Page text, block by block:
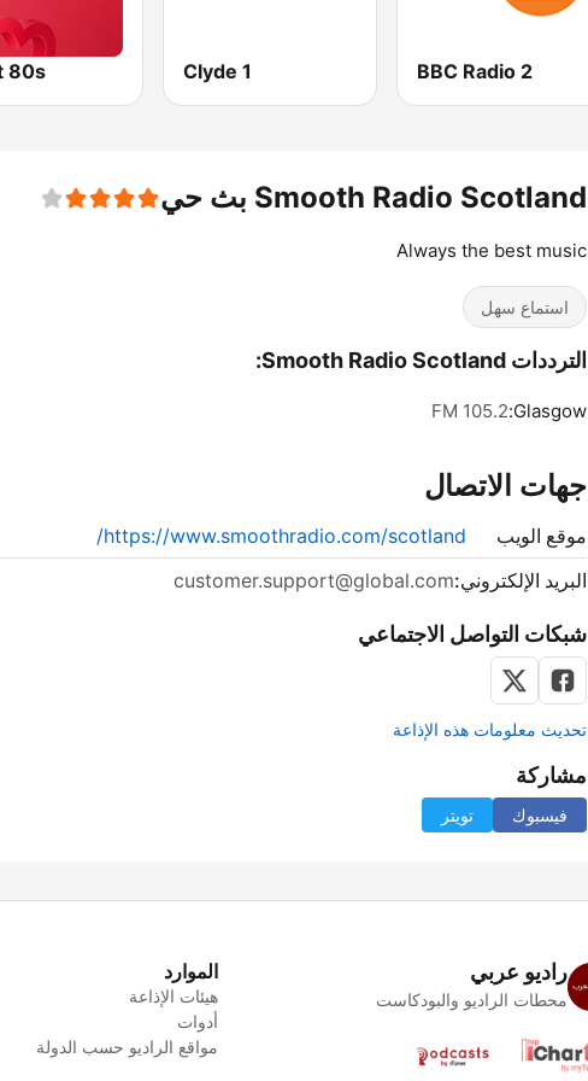
BBC Radio 2
Clyde 1
80s
Smooth Radio Scotland بث حي
Always the best music
استماع سهل
الترددات Smooth Radio Scotland:
Glasgow:
105.2 FM
جهات الاتصال
موقع الويب
https://www.smoothradio.com/scotland/
البريد الإلكتروني:customer.support@global.com
شبكات التواصل الاجتماعي
تحديث معلومات هذه الإذاعة
مشاركة
فيسبوك تويتر
راديو عربي
محطات الراديو والبودكاست
الموارد
هيئات الإذاعة
أدوات
مواقع الراديو حسب الدولة